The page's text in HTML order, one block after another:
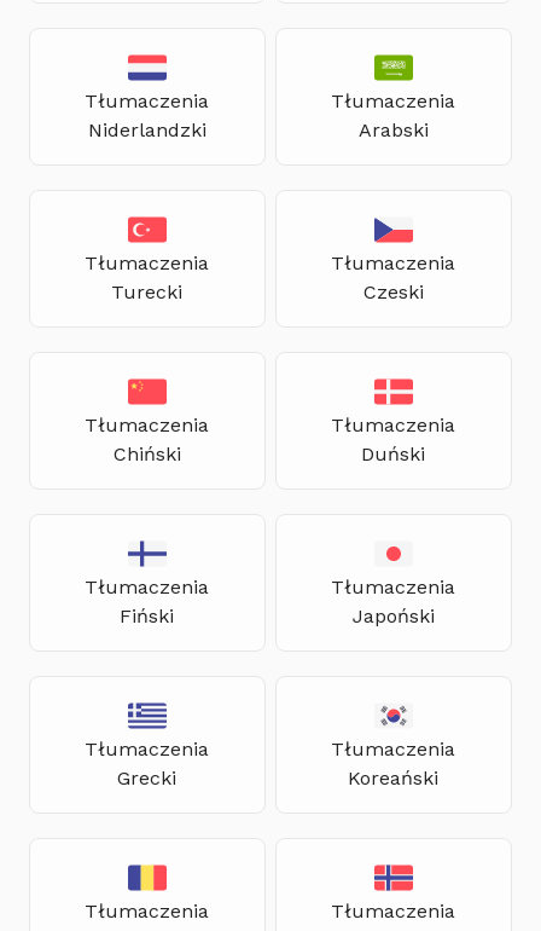
Tłumaczenia
Niderlandzki
Tłumaczenia
Arabski
Tłumaczenia
Turecki
Tłumaczenia
Czeski
Tłumaczenia
Chiński
Tłumaczenia
Duński
Tłumaczenia
Fiński
Tłumaczenia
Japoński
Tłumaczenia
Grecki
Tłumaczenia
Koreański
Tłumaczenia
Tłumaczenia